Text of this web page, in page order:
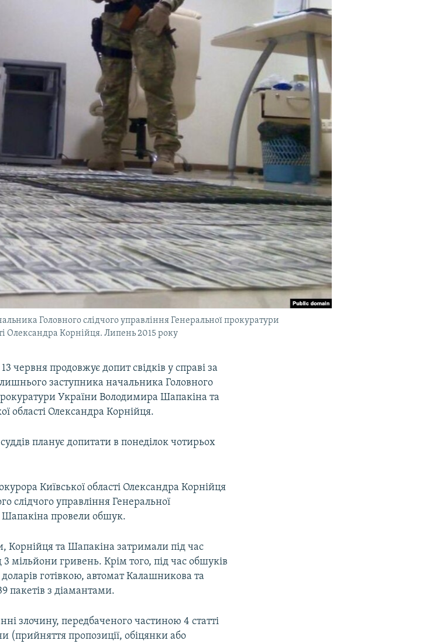
Головного слідчого управління Генеральної прокуратури
Олександра Корнійця. Липень 2015 року
червня продовжує допит свідків у справі за
заступника начальника Головного
України Володимира Шапакіна та
області Олександра Корнійця.
планує допитати в понеділок чотирьох
Київської області Олександра Корнійця
слідчого управління Генеральної
провели обшук.
Корнійця та Шапакіна затримали під час
мільйони гривень. Крім того, під час обшуків
готівкою, автомат Калашникова та
пакетів з діамантами.
злочину, передбаченого частиною 4 статті
(прийняття пропозиції, обіцянки або